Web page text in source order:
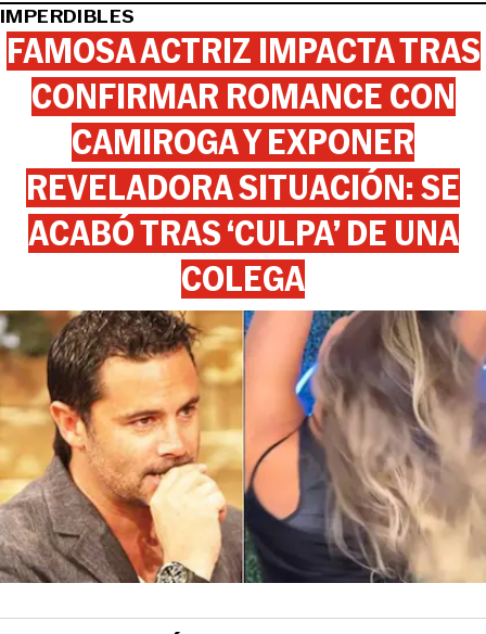
IMPERDIBLES
FAMOSA ACTRIZ IMPACTA TRAS
CONFIRMAR ROMANCE CON
CAMIROGA Y EXPONER
REVELADORA SITUACIÓN: SE
ACABÓ TRAS ‘CULPA’ DE UNA
COLEGA